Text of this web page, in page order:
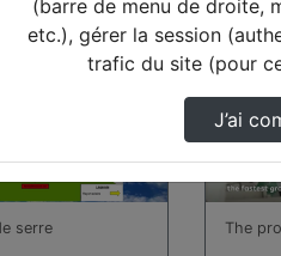
serre
00:01:51
The
(barre de menu de droite,
etc.), gérer la session
trafic du site (pour
J’ai